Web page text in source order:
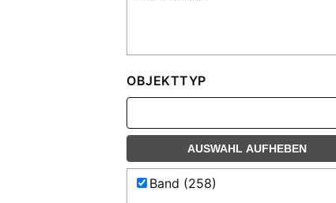
OBJEKTTYP
AUSWAHL AUFHEBEN
Band (258)